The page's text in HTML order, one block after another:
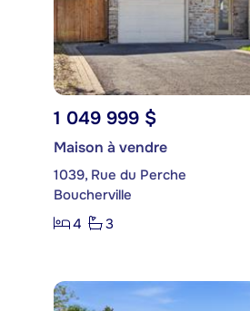
1 049 999 $
Maison à vendre
1039, Rue du Perche
Boucherville
4
3